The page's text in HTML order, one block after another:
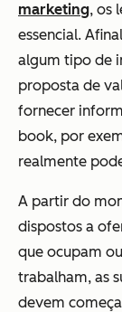
marketing, os
essencial.
algum tipo de
proposta de
fornecer
book, por
realmente
A partir do
dispostos a
que ocupam
trabalham, as
devem